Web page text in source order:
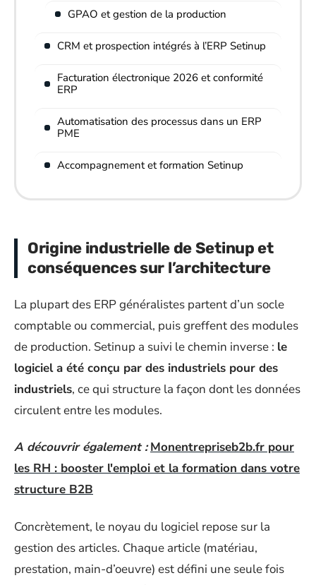
GPAO et gestion de la production
CRM et prospection intégrés à l’ERP Setinup
Facturation électronique 2026 et conformité
ERP
Automatisation des processus dans un ERP
PME
Accompagnement et formation Setinup
Origine industrielle de Setinup et
conséquences sur l’architecture
La plupart des ERP généralistes partent d’un socle
comptable ou commercial, puis greffent des modules
de production. Setinup a suivi le chemin inverse : le
logiciel a été conçu par des industriels pour des
industriels, ce qui structure la façon dont les données
circulent entre les modules.
A découvrir également : Monentrepriseb2b.fr pour
les RH : booster l'emploi et la formation dans votre
structure B2B
Concrètement, le noyau du logiciel repose sur la
gestion des articles. Chaque article (matériau,
prestation, main-d’oeuvre) est défini une seule fois